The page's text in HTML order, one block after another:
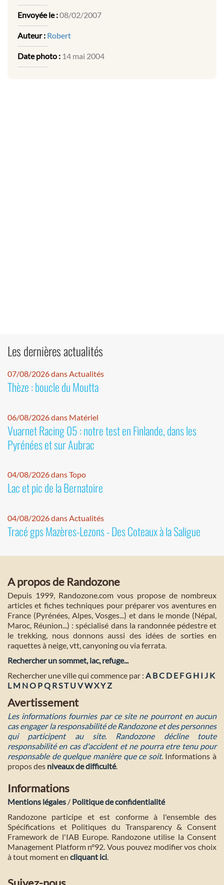
Envoyée le :08/02/2007
Auteur : Robert
Date photo : 14 mai 2004
Les dernières actualités
07/08/2026 dans Actualités
Thèze : boucle du Moutta
06/08/2026 dans Matériel
Vuarnet Racing 05 : notre test en Finlande, dans les
Pyrénées et sur Aubrac
04/08/2026 dans Topo
Lac et pic de la Bernatoire
04/08/2026 dans Actualités
Tracé gps Mazères-Lezons - Des Coteaux à la Saligue
A propos de Randozone
Depuis 1999, Randozone.com vous propose de nombreux
articles et fiches techniques pour préparer vos aventures en
France (Pyrénées, Alpes, Vosges...) et dans le monde (Népal,
Maroc, Réunion...) : spécialisé dans la randonnée pédestre et
le trekking, nous donnons aussi des idées de sorties en
raquettes à neige, vtt, canyoning ou via ferrata.
Rechercher un sommet, lac, refuge...
Rechercher une ville qui commence par : A BC D E FG H I J K
L M NO PQ RST U VWXYZ
Avertissement
Les informations fournies par ce site ne pourront en aucun
cas engager la responsabilité de Randozone et des personnes
qui participent au site. Randozone décline toute
responsabilité en cas d'accident et ne pourra etre tenu pour
responsable de quelque manière que ce soit. Informations à
propos des niveaux de difficulté.
Informations
Mentions légales / Politique de confidentialité
Randozone participe et est conforme à l'ensemble des
Spécifications et Politiques du Transparency & Consent
Framework de l'IAB Europe. Randozone utilise la Consent
Management Platform n°92. Vous pouvez modifier vos choix
à tout moment en cliquant ici.